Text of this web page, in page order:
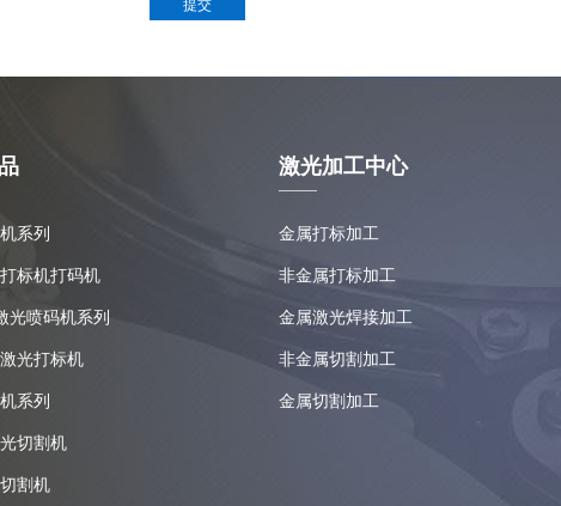
系列
标机打码机
光喷码机系列
光打标机
系列
切割机
割机
激光加工中心
金属打标加工
非金属打标加工
金属激光焊接加工
非金属切割加工
金属切割加工